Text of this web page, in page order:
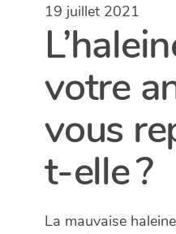
19 juillet 2021
votre
vous
t-elle ?
La mauvaise